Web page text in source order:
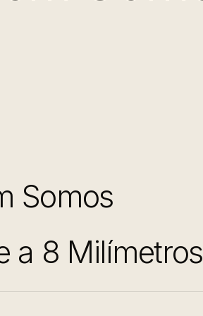
Somos
a 8 Milímetros